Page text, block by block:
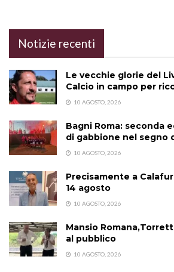
Notizie recenti
Le vecchie glorie del
Calcio in campo per
10 AGOSTO, 2026
Bagni Roma: seconda
di gabbione nel segno
10 AGOSTO, 2026
Precisamente a
14 agosto
10 AGOSTO, 2026
Mansio
al pubblico
10 AGOSTO, 2026